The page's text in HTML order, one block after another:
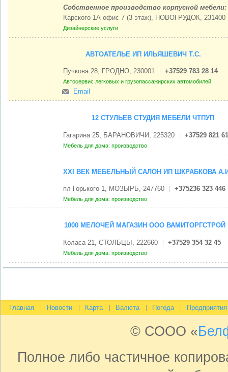
Собственное производство корпусной
Карского 1А офис 7 (3 этаж), НОВОГРУДОК, 231400
Дизайнерские услуги
АВТОАТЕЛЬЕ ИП ИЛЬЯШЕВИЧ Т.С.
Пучкова 28, ГРОДНО, 230001 +37529 783 28 14
Автосервис легковых и грузопассажирских автомобилей
Email
12 СТУЛЬЕВ СТУДИЯ МЕБЕЛИ ЧТПУП
Гагарина 25, БАРАНОВИЧИ, 225320 +37529 821
Мебель для дома: производство
XXI ВЕК МЕБЕЛЬНЫЙ САЛОН ИП ШКРАБКОВА
пл Горького 1, МОЗЫРЬ, 247760 +375236 323 446
Мебель для дома: производство
1000 МЕЛОЧЕЙ МАГАЗИН ООО ВАМИТОРГСТРОЙ
Коласа 21, СТОЛБЦЫ, 222660 +37529 354 32 45
Мебель для дома: производство
Главная Новости Карта Валюта Погода Предприятия
© СООО «
Полное либо частичное